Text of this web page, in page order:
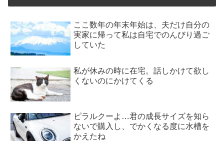
ここ数年の年末年始は、夫だけ自分の
実家に帰って私は自宅でのんびり過ご
していた
私が休みの時に在宅。話しかけて欲し
くないのにかけてくる
ピラルクーよ…君の成長サイズを知ら
ないで購入し、でかくなる度に水槽を
かえたね